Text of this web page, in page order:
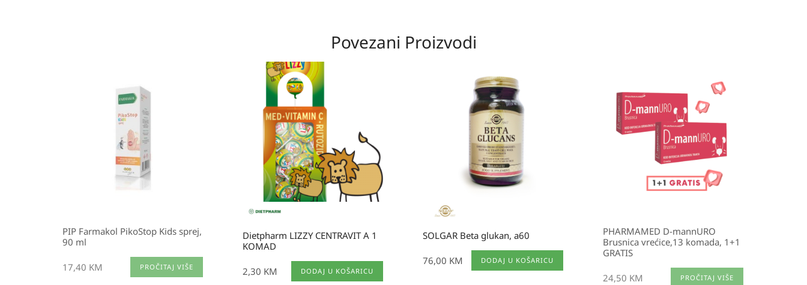
Povezani Proizvodi
PIP Farmakol PikoStop Kids sprej,
90 ml
17,40 KM PROČITAJ VIŠE
Dietpharm LIZZY CENTRAVIT A 1
KOMAD
2,30 KM DODAJ U KOŠARICU
SOLGAR Beta glukan, a60
76,00 KM DODAJ U KOŠARICU
PHARMAMED D-mannURO
Brusnica vrećice,13 komada, 1+1
GRATIS
24,50 KM PROČITAJ VIŠE